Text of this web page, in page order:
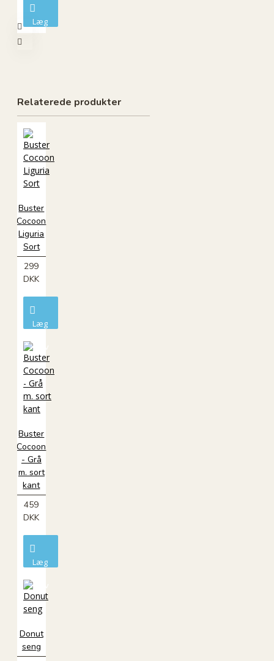
Læg
i
Relaterede produkter
Buster
Cocoon
Liguria
Sort
299
DKK
Læg
kurv
Buster
Cocoon
- Grå
m. sort
kant
459
DKK
Læg
kurv
Donut
seng